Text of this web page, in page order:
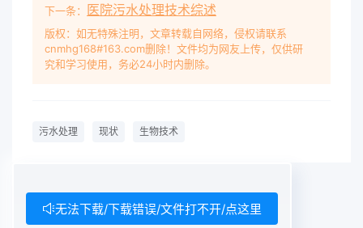
由于污水而受到严重影响。1污水处理现状我国作为
水资源大国，却仍然面临着水资源短缺的危机，其主
要原因就是由于大量的工业用水导致我国水资源污
染，可用水资源缺乏。要解决我国水资源匮乏现状，
情况，没有工业废水的排入，也保护了河流水体。我
理处理方法最经常被使用的是吹脱法、膜分离技术
等，化学处理方法最常用的的是化学氧化法、电化学
下一条： 医院污水处理技术综述
版权：如无特殊注明，文章转载自网络，侵权请联系
cnmhg168#163.com删除！文件均为网友上传，仅供研
究和学习使用，务必24小时内删除。
污水处理 现状 生物技术
无法下载/下载错误/文件打不开/点这里